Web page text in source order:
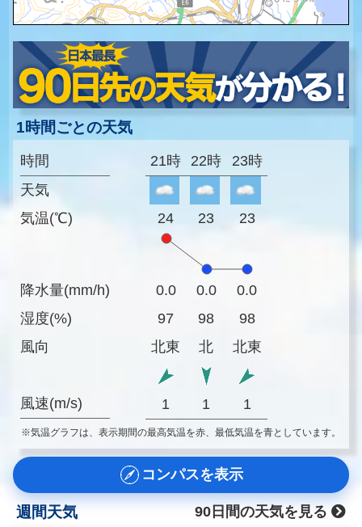
1時間ごとの天気
時間
天気
気温(℃)
降水量(mm/h)
湿度(%)
風向
風速(m/s)
21時 22時 23時
24 23 23
0.0 0.0
0.0
97
98
98
北東
北 北東
1 1 1
※気温グラフは、表示期間の最高気温を赤、最低気温を青としています。
コンパスを表示
週間天気
90日間の天気を見る